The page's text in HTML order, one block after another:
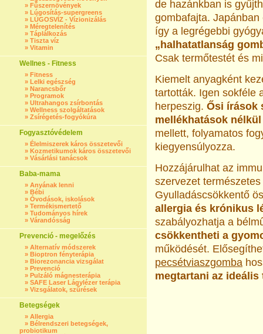
» Fűszernövények
» Lúgosítás-supergreens
» LÚGOSVÍZ - Vízionizálás
» Méregtelenítés
» Táplálkozás
» Tiszta víz
» Vitamin
Wellnes - Fitness
» Fitness
» Lelki egészség
» Narancsbőr
» Programok
» Ultrahangos zsírbontás
» Wellness szolgáltatások
» Zsírégetés-fogyókúra
Fogyasztóvédelem
» Élelmiszerek káros összetevői
» Kozmetikumok káros összetevői
» Vásárlási tanácsok
Baba-mama
» Anyának lenni
» Bébi
» Óvodások, iskolások
» Termékismertető
» Tudományos hírek
» Várandósság
Prevenció - megelőzés
» Alternatív módszerek
» Bioptron fényterápia
» Biorezonancia vizsgálat
» Prevenció
» Pulzáló mágnesterápia
» SAFE Laser Lágylézer terápia
» Vizsgálatok, szűrések
Betegségek
» Allergia
» Bélrendszeri betegségek,
probiotikum
de hazánkban is
gombafajta.
így a legrégebbi
„halhatatlanság
Csak termőtestét és
Kiemelt anyagként
tartották. Igen sokféle
herpeszig. Ősi írások
mellékhatások
mellett, folyamatos
kiegyensúlyozza.
Hozzájárulhat az
szervezet
Gyulladáscsökkentő
allergia és krónikus
szabályozhatja a
csökkentheti a
működését.
pecsétviaszgomba
megtartani az